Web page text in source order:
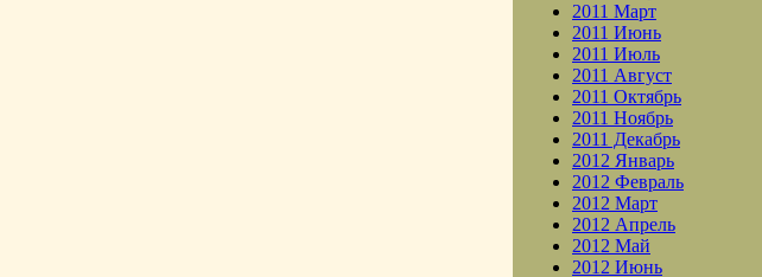
2011 Март
2011 Июнь
2011 Июль
2011 Август
2011 Октябрь
2011 Ноябрь
2011 Декабрь
2012 Январь
2012 Февраль
2012 Март
2012 Апрель
2012 Май
2012 Июнь